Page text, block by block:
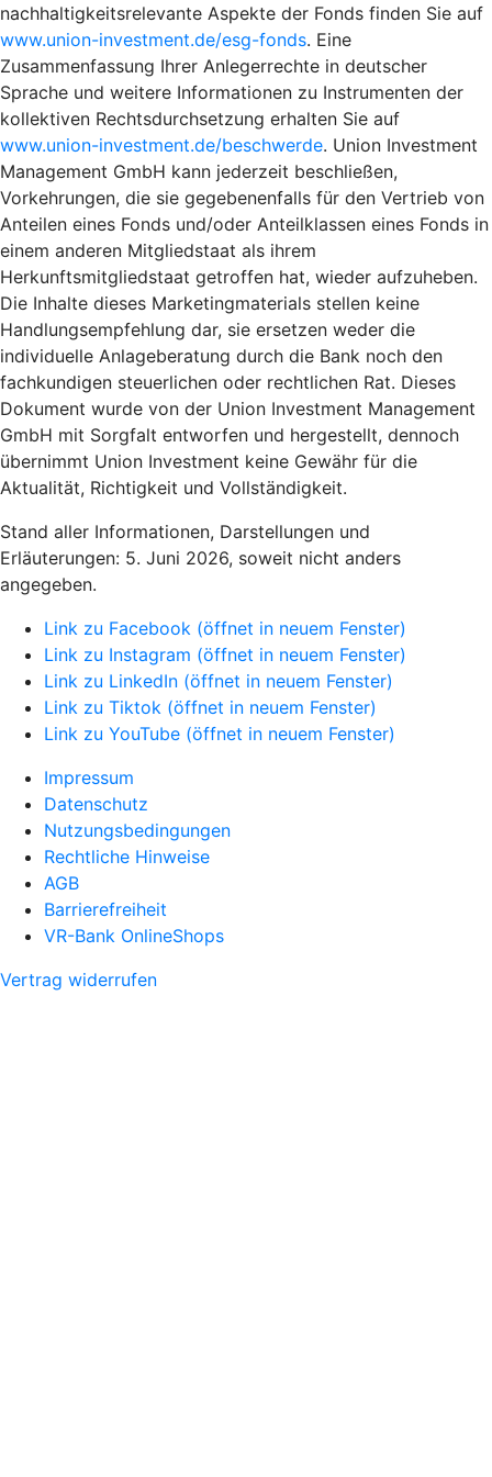
nachhaltigkeitsrelevante Aspekte der Fonds finden Sie auf
www.union-investment.de/esg-fonds. Eine
Zusammenfassung Ihrer Anlegerrechte in deutscher
Sprache und weitere Informationen zu Instrumenten der
kollektiven Rechtsdurchsetzung erhalten Sie auf
www.union-investment.de/beschwerde. Union Investment
Management GmbH kann jederzeit beschließen,
Vorkehrungen, die sie gegebenenfalls für den Vertrieb von
Anteilen eines Fonds und/oder Anteilklassen eines Fonds in
einem anderen Mitgliedstaat als ihrem
Herkunftsmitgliedstaat getroffen hat, wieder aufzuheben.
Die Inhalte dieses Marketingmaterials stellen keine
Handlungsempfehlung dar, sie ersetzen weder die
individuelle Anlageberatung durch die Bank noch den
fachkundigen steuerlichen oder rechtlichen Rat. Dieses
Dokument wurde von der Union Investment Management
GmbH mit Sorgfalt entworfen und hergestellt, dennoch
übernimmt Union Investment keine Gewähr für die
Aktualität, Richtigkeit und Vollständigkeit.
Stand aller Informationen, Darstellungen und
Erläuterungen: 5. Juni 2026, soweit nicht anders
angegeben.
Link zu Facebook (öffnet in neuem Fenster)
Link zu Instagram (öffnet in neuem Fenster)
Link zu LinkedIn (öffnet in neuem Fenster)
Link zu Tiktok (öffnet in neuem Fenster)
Link zu YouTube (öffnet in neuem Fenster)
Impressum
Datenschutz
Nutzungsbedingungen
Rechtliche Hinweise
AGB
Barrierefreiheit
VR-Bank OnlineShops
Vertrag widerrufen